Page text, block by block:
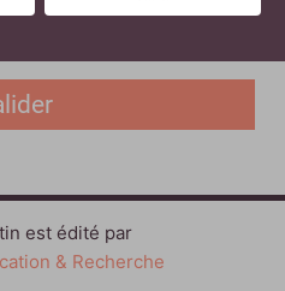
est édité par
& Recherche